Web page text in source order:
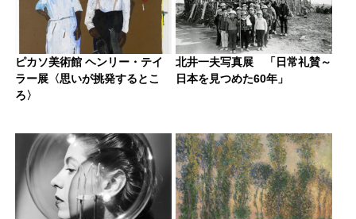
ピカソ美術館 ヘンリー・テイ
ラー展〈思いが挑発するとこ
ろ〉
北井一夫写真展 「日常礼賛～
日本を見つめた60年」